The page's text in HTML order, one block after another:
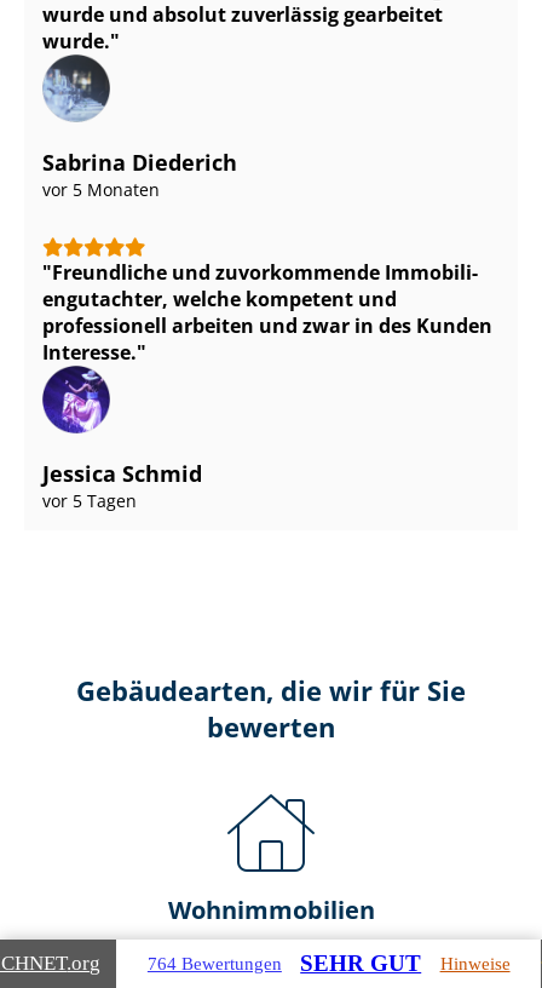
wurde und absolut zuverlässig gearbeitet
wurde.
Sabrina Diederich
vor 5 Monaten
Freundliche und zuvorkommende Im­mo­bi­li­
en­gut­ach­ter, welche kompetent und
professionell arbeiten und zwar in des Kunden
Interesse.
Jessica Schmid
vor 5 Tagen
Gebäudearten, die wir für Sie
bewerten
Wohnimmobilien
Ein- und Zwei­fa­mi­li­en­häu­ser
.org 764 Bewertungen SEHR GUT Hinweise